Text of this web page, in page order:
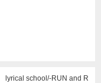
lyrical school/-RUN and R